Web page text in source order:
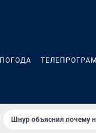
ПОГОДА
Шнур объяснил почему